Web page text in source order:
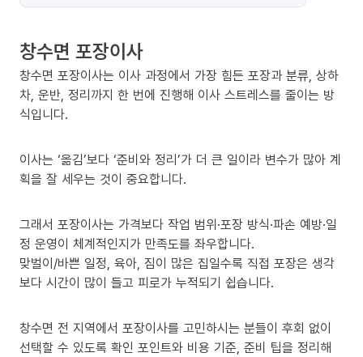
창수면 포장이사
창수면 포장이사는 이사 과정에서 가장 힘든 포장과 분류, 상하
차, 운반, 정리까지 한 번에 진행해 이사 스트레스를 줄이는 방
식입니다.
이사는 ‘옮김’보다 ‘준비와 정리’가 더 큰 일이라 변수가 많아 계
획을 잘 세우는 것이 중요합니다.
그래서 포장이사는 가격보다 작업 범위·포장 방식·파손 예방·일
정 운영이 체계적인지가 만족도를 좌우합니다.
맞벌이/바쁜 일정, 육아, 짐이 많은 집일수록 직접 포장은 생각
보다 시간이 많이 들고 피로가 누적되기 쉽습니다.
창수면 전 지역에서 포장이사를 고민하시는 분들이 후회 없이
선택할 수 있도록 확인 포인트와 비용 기준, 준비 팁을 정리해